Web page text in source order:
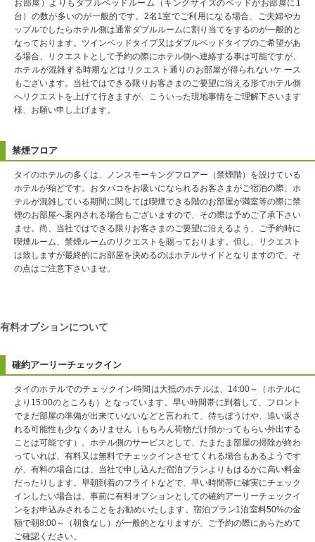
お部屋）よりもダブルベッドルーム（キングサイズのベッドがお部屋に1
台）の数が多いのが一般的です。2名1室でご利用になる場合、ご夫婦やカ
ップルでしたらホテル側は通常ダブルルームに割り当てをするのが一般的と
なっております。ツインベッドタイプ又はダブルベッドタイプのご希望があ
る場合、リクエストとして予約の際にホテル側へ連絡する事は可能ですが、
ホテルが混雑する時期などはリクエスト通りのお部屋が得られないケ ース
もございます。当社ではできる限りお客さまのご要望に沿える形でホテル側
へリクエストを上げて行きますが、こういった現地事情をご理解下さいます
様、お願い申し上げます。
禁煙フロア
タイのホテルの多くは、ノンスモーキングフロアー（禁煙階）を設けている
ホテルが殆どです。おタバコをお吸いになられるお客さまがご宿泊の際、ホ
テルが混雑している期間に関しては喫煙できる階のお部屋が満室等の際に禁
煙のお部屋へ案内される場合もございますので、その際は予めご了承下さい
ませ。尚、当社ではできる限りお客さまのご要望に沿えるよう、ご予約時に
喫煙ルーム、禁煙ルームのリクエストを賜っております。但し、リクエスト
は致しますが最終的にお部屋を決めるのはホテルサイドとなりますので、そ
の点はご注意下さいませ。
有料オプションについて
確約アーリーチェックイン
タイのホテルでのチェックイン時間は大抵のホテルは、14:00～（ホテルに
より15:00のところも）となっています。早い時間帯に到着して、フロント
でまだ部屋の準備が出来ていないなどと言われて、待ちぼうけや、追い返さ
れる可能性も少なくありません（もちろん荷物だけ預かってもらい外出する
ことは可能です）。ホテル側のサービスとして、たまたま部屋の掃除が終わ
っていれば、有料又は無料でチェックインさせてくれる場合もあるようです
が、有料の場合には、当社で申し込んだ宿泊プランよりもはるかに高い料金
だったりします。早朝到着のフライトなどで、早い時間帯に確実にチェック
インしたい場合は、事前に有料オプションとしての確約アーリーチェックイ
ンをお申込みされることをお勧めいたします。宿泊プラン1泊室料50%の金
額で朝8:00～（朝食なし）が一般的となりますが、ご予約の際にあらためて
ご確認ください。